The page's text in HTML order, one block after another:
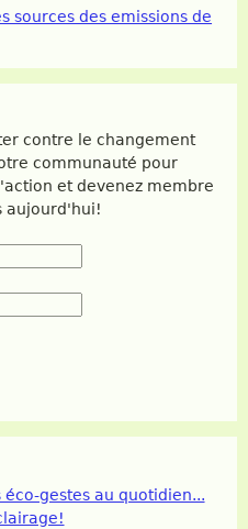
sources des emissions de
contre le changement
communauté pour
et devenez membre
aujourd'hui!
éco-gestes au quotidien...